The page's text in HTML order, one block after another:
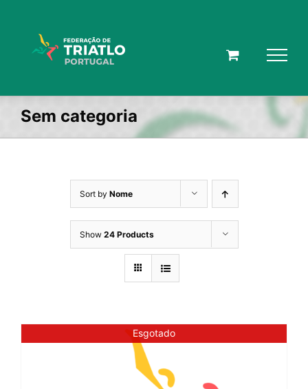
Sem categoria
Sort by Nome
Show 24 Products
Esgotado